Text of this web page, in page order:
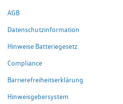
AGB
Datenschutzinformation
Hinweise Batteriegesetz
Compliance
Barrierefreiheitserklärung
Hinweisgebersystem